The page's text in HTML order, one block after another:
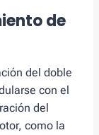
de
del doble
con el
del
como la